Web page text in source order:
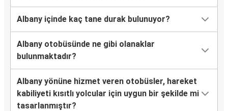
Albany içinde kaç tane durak bulunuyor?
Albany otobüsünde ne gibi olanaklar
bulunmaktadır?
Albany yönüne hizmet veren otobüsler, hareket
kabiliyeti kısıtlı yolcular için uygun bir şekilde mi
tasarlanmıştır?